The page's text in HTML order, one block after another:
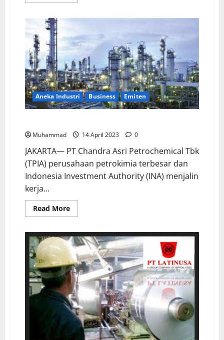
Aneka Industri Business Emiten
Muhammad 14 April 2023 0
JAKARTA— PT Chandra Asri Petrochemical Tbk
(TPIA) perusahaan petrokimia terbesar dan
Indonesia Investment Authority (INA) menjalin
kerja...
Read More